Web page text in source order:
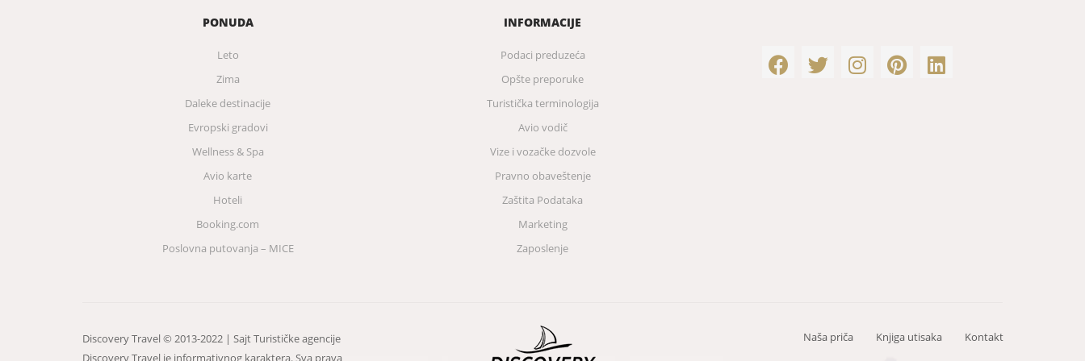
PONUDA
Leto
Zima
Daleke destinacije
Evropski gradovi
Wellness & Spa
Avio karte
Hoteli
Booking.com
Poslovna putovanja – MICE
INFORMACIJE
Podaci preduzeća
Opšte preporuke
Turistička terminologija
Avio vodič
Vize i vozačke dozvole
Pravno obaveštenje
Zaštita Podataka
Marketing
Zaposlenje
Discovery Travel © 2013-2022 | Sajt Turističke agencije
Discovery Travel je informativnog karaktera. Sva prava
Naša priča Knjiga utisaka Kontakt